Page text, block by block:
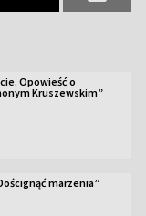
Opowieść o
Kruszewskim”
marzenia”